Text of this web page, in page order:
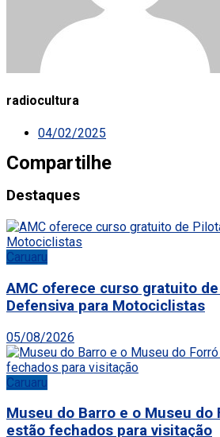
radiocultura
04/02/2025
Compartilhe
Destaques
Caruaru
AMC oferece curso gratuito
Defensiva para Motociclistas
05/08/2026
Caruaru
Museu do Barro e o Museu do
estão fechados para visitação